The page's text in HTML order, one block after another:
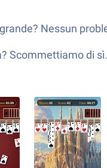
Nessun
Scommettiamo di